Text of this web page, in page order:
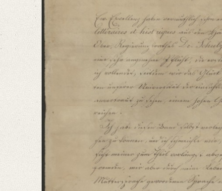
Format: 26,1 x 20,7 cm
Language